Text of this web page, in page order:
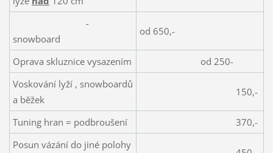
-
snowboard
od 650,-
Oprava skluznice vysazením
od 250-
Voskování lyží , snowboardů
a běžek
150,-
Tuning hran = podbroušení
370,-
Posun vázání do jiné polohy